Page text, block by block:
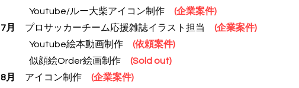
Youtube/ルー大柴アイコン制作 (企業案件)
7月
プロサッカーチーム応援雑誌イラスト担当 (企業案件)
Youtube絵本動画制作 (依頼案件)
似顔絵Order絵画制作 (Sold out)
8月
アイコン制作 (企業案件)